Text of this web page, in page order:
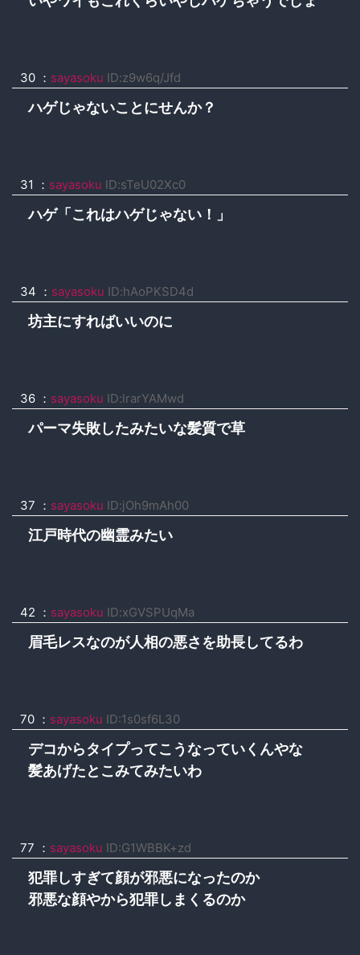
30 ： sayasoku ID:z9w6q/Jfd
ハゲじゃないことにせんか？
31 ： sayasoku ID:sTeU02Xc0
ハゲ「これはハゲじゃない！」
34 ： sayasoku ID:hAoPKSD4d
坊主にすればいいのに
36 ： sayasoku ID:lrarYAMwd
パーマ失敗したみたいな髪質で草
37 ： sayasoku ID:jOh9mAh00
江戸時代の幽霊みたい
42 ： sayasoku ID:xGVSPUqMa
眉毛レスなのが人相の悪さを助長してるわ
70 ： sayasoku ID:1s0sf6L30
デコからタイプってこうなっていくんやな
髪あげたとこみてみたいわ
77 ： sayasoku ID:G1WBBK+zd
犯罪しすぎて顔が邪悪になったのか
邪悪な顔やから犯罪しまくるのか